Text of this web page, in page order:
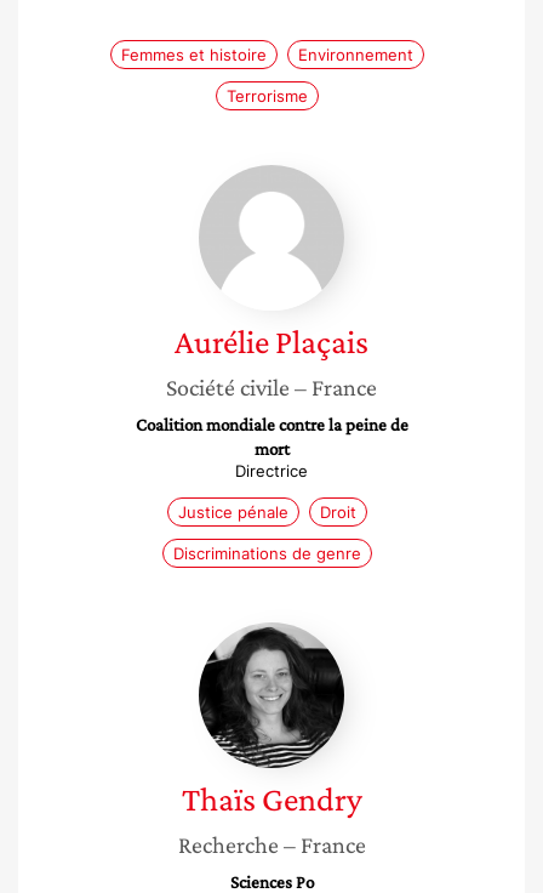
Femmes et histoire Environnement
Terrorisme
Aurélie
Plaçais
AuréliePlaçais
Société civile – France
Coalition mondiale contre la peine de
mort
Directrice
Justice pénale Droit
Discriminations de genre
Thaïs
Gendry
Thaïs Gendry
Recherche – France
Sciences Po